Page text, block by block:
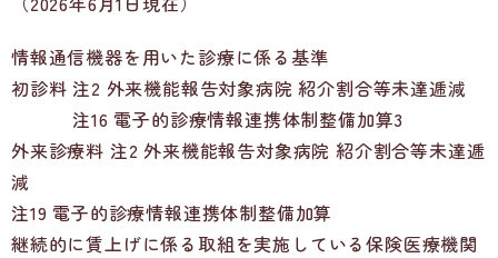
情報通信機器を用いた診療に係る基準
初診料 注2 外来機能報告対象病院 紹介割合等未達逓減
注16 電子的診療情報連携体制整備加算3
外来診療料 注2 外来機能報告対象病院 紹介割合等未達逓
減
注19 電子的診療情報連携体制整備加算
継続的に賃上げに係る取組を実施している保険医療機関